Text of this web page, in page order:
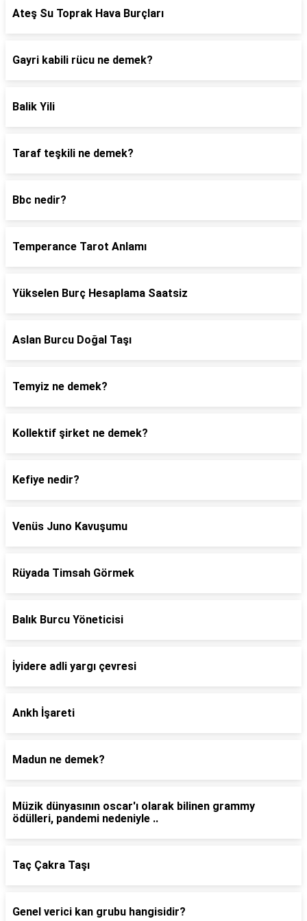
Ateş Su Toprak Hava Burçları
Gayri kabili rücu ne demek?
Balik Yili
Taraf teşkili ne demek?
Bbc nedir?
Temperance Tarot Anlamı
Yükselen Burç Hesaplama Saatsiz
Aslan Burcu Doğal Taşı
Temyiz ne demek?
Kollektif şirket ne demek?
Kefiye nedir?
Venüs Juno Kavuşumu
Rüyada Timsah Görmek
Balık Burcu Yöneticisi
İyidere adli yargı çevresi
Ankh İşareti
Madun ne demek?
Müzik dünyasının oscar'ı olarak bilinen grammy
ödülleri, pandemi nedeniyle ..
Taç Çakra Taşı
Genel verici kan grubu hangisidir?